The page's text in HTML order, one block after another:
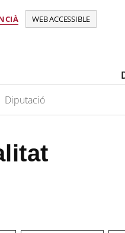
WEB ACCESSIBLE
Diputació